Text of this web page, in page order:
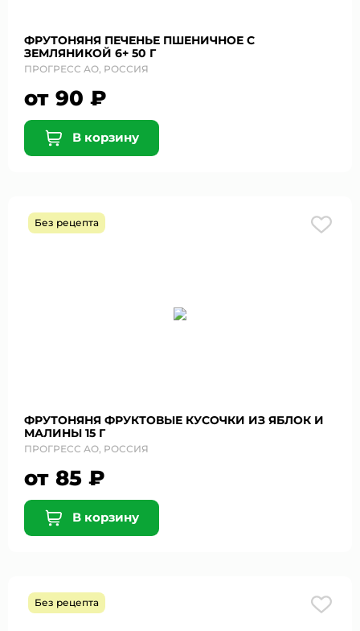
ФРУТОНЯНЯ ПЕЧЕНЬЕ ПШЕНИЧНОЕ С
ЗЕМЛЯНИКОЙ 6+ 50 Г
ПРОГРЕСС АО, РОССИЯ
от 90 ₽
В корзину
Без рецепта
ФРУТОНЯНЯ ФРУКТОВЫЕ КУСОЧКИ ИЗ ЯБЛОК И
МАЛИНЫ 15 Г
ПРОГРЕСС АО, РОССИЯ
от 85 ₽
В корзину
Без рецепта